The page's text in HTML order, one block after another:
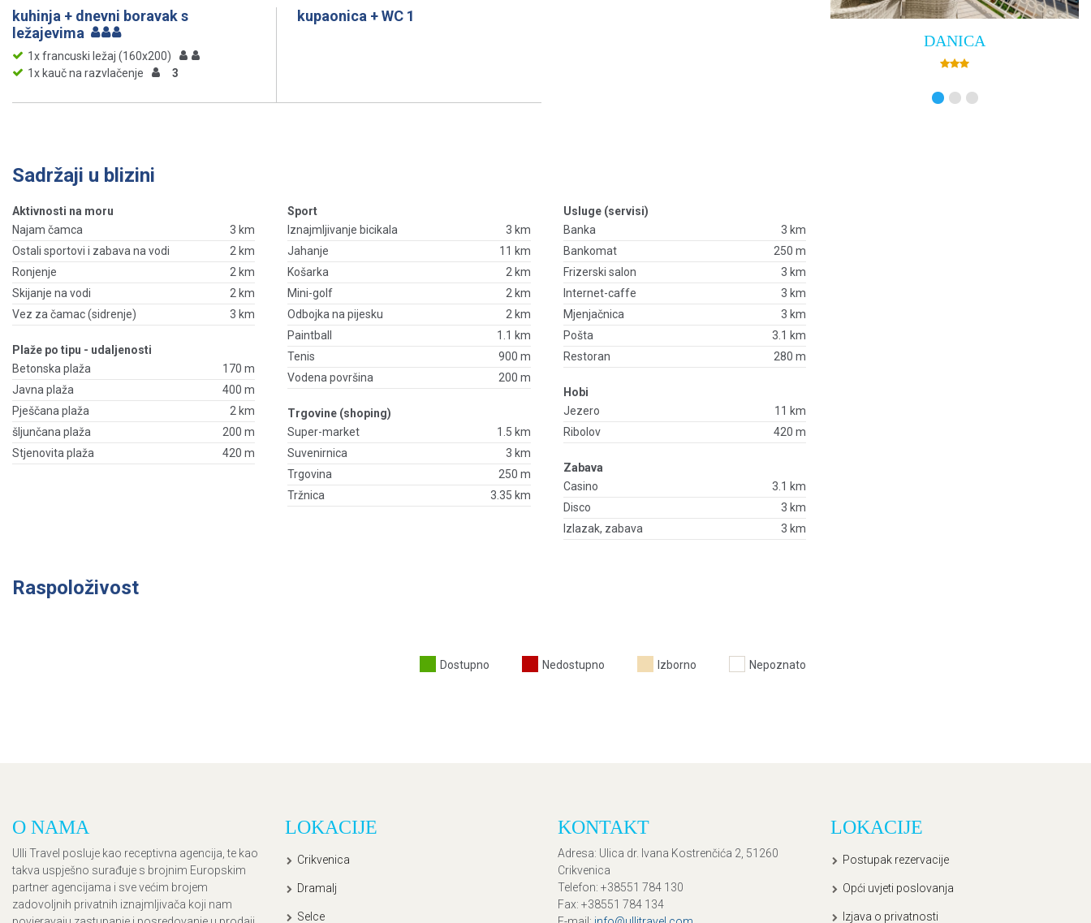
kuhinja + dnevni boravak s
ležajevima
1x francuski ležaj (160x200)
1x kauč na razvlačenje
3
kupaonica + WC 1
Sadržaji u blizini
Aktivnosti na moru
Najam čamca
3 km
Ostali sportovi i zabava na vodi
2 km
Ronjenje
2 km
Skijanje na vodi
2 km
Vez za čamac (sidrenje)
3 km
Plaže po tipu - udaljenosti
Betonska plaža
170 m
Javna plaža
400 m
Pješčana plaža
2 km
šljunčana plaža
200 m
Stjenovita plaža
420 m
Sport
Iznajmljivanje bicikala
3 km
Jahanje
11 km
Košarka
2 km
Mini-golf
2 km
Odbojka na pijesku
2 km
Paintball
1.1 km
Tenis
900 m
Vodena površina
200 m
Trgovine (shoping)
Super-market
1.5 km
Suvenirnica
3 km
Trgovina
250 m
Tržnica
3.35 km
Usluge (servisi)
Banka
3 km
Bankomat
250 m
Frizerski salon
3 km
Internet-caffe
3 km
Mjenjačnica
3 km
Pošta
3.1 km
Restoran
280 m
Hobi
Jezero
11 km
Ribolov
420 m
Zabava
Casino
3.1 km
Disco
3 km
Izlazak, zabava
3 km
Raspoloživost
Dostupno Nedostupno Izborno Nepoznato
DANICA
O NAMA
Ulli Travel posluje kao receptivna agencija, te kao
takva uspješno surađuje s brojnim Europskim
partner agencijama i sve većim brojem
zadovoljnih privatnih iznajmljivača koji nam
LOKACIJE
Crikvenica
Dramalj
Selce
KONTAKT
Adresa: Ulica dr. Ivana Kostrenčića 2, 51260
Crikvenica
Telefon: +38551 784 130
Fax: +38551 784 134
LOKACIJE
Postupak rezervacije
Opći uvjeti poslovanja
Izjava o privatnosti